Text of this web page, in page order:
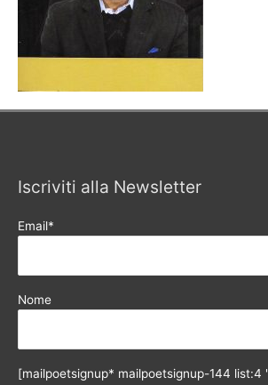
Iscriviti alla Newsletter
Email*
Nome
[mailpoetsignup* mailpoetsignup-144 list:4